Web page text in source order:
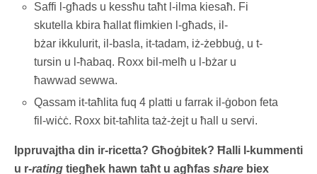
Saffi l-għads u kessħu taħt l-ilma kiesaħ. Fi
skutella kbira ħallat flimkien l-għads, il-
bżar ikkulurit, il-basla, it-tadam, iż-żebbuġ, u t-
tursin u l-ħabaq. Roxx bil-melħ u l-bżar u
ħawwad sewwa.
Qassam it-taħlita fuq 4 platti u farrak il-ġobon feta
fil-wiċċ. Roxx bit-taħlita taż-żejt u ħall u servi.
Ippruvajtha din ir-ricetta? Għoġbitek? Ħalli l-kummenti
u r-rating tiegħek hawn taħt u agħfas share biex